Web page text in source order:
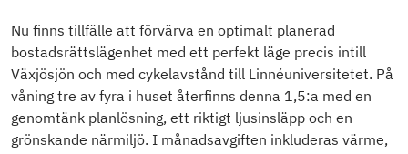
Nu finns tillfälle att förvärva en optimalt planerad
bostadsrättslägenhet med ett perfekt läge precis intill
Växjösjön och med cykelavstånd till Linnéuniversitetet. På
våning tre av fyra i huset återfinns denna 1,5:a med en
genomtänk planlösning, ett riktigt ljusinsläpp och en
grönskande närmiljö. I månadsavgiften inkluderas värme,